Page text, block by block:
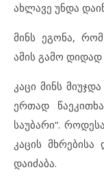
ახლავე უნდა
მინს ეგონა,
ამის გამო
კაცი მინს
ერთად
საუბარი“.
კაცის
დაიძაბა.